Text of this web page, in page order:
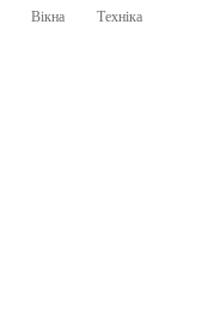
Вікна Техніка